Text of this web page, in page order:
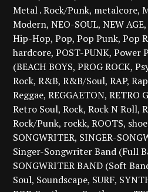
Metal . Rock/Punk metalcore
Modern NEO-SOUL NEW AGE
Hip-Hop Pop Pop Punk Pop
hardcore POST-PUNK Power
(BEACH BOYS PROG ROCK
Rock R&B R&B/Soul RAP
Reggae REGGAETON RETRO
Retro Soul Rock Rock N Roll
Rock/Punk rockk ROOTS
SONGWRITER SINGER-
Singer-Songwriter Band (Full
SONGWRITER BAND (Soft
Soul Soundscape SURF